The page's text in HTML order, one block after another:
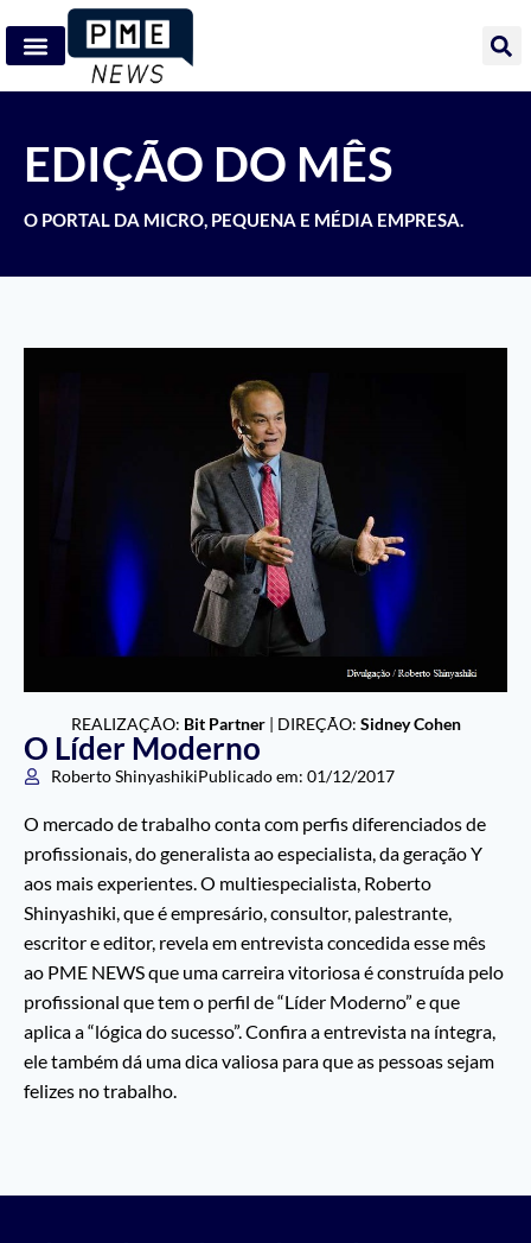
EDIÇÃO DO MÊS
O PORTAL DA MICRO, PEQUENA E MÉDIA EMPRESA.
REALIZAÇÃO: Bit Partner| DIREÇÃO: Sidney Cohen
O Líder Moderno
Roberto ShinyashikiPublicado em: 01/12/2017
O mercado de trabalho conta com perfis diferenciados de
profissionais, do generalista ao especialista, da geração Y
aos mais experientes. O multiespecialista, Roberto
Shinyashiki, que é empresário, consultor, palestrante,
escritor e editor, revela em entrevista concedida esse mês
ao PME NEWS que uma carreira vitoriosa é construída pelo
profissional que tem o perfil de “Líder Moderno” e que
aplica a “lógica do sucesso”. Confira a entrevista na íntegra,
ele também dá uma dica valiosa para que as pessoas sejam
felizes no trabalho.